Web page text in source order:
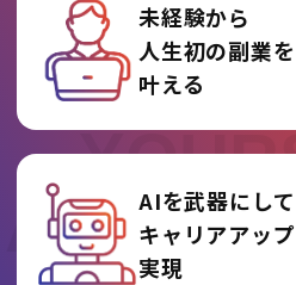
AT AI
未経験から
人生初の副業を
叶える
AIを武器にして
キャリアアッ
実現